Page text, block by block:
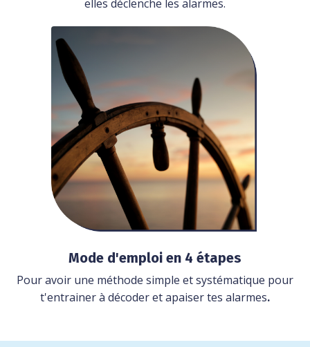
elles déclenche les alarmes.
Mode d'emploi en 4 étapes
Pour avoir une méthode simple et systématique pour
t'entrainer à décoder et apaiser tes alarmes.